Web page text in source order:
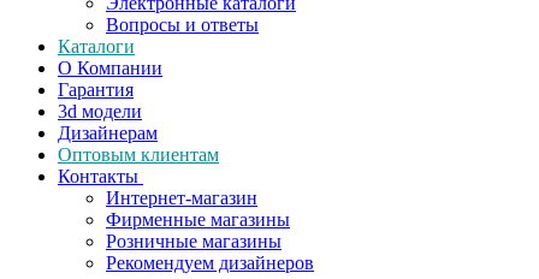
Вопросы и ответы
Каталоги
О Компании
Гарантия
3d модели
Дизайнерам
Оптовым клиентам
Контакты
Интернет-магазин
Фирменные магазины
Розничные магазины
Рекомендуем дизайнеров